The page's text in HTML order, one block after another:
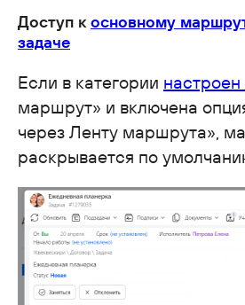
Доступ косновному
задаче
Если в категории настроен
маршрут» и включена
через Ленту маршрута»,
раскрывается по